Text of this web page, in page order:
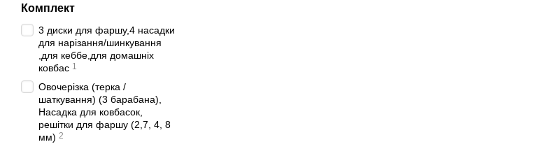
Комплект
3 диски для фаршу,4 насадки
для нарізання/шинкування
,для кеббе,для домашніх
ковбас 1
Овочерізка (терка /
шаткування) (3 барабана),
Насадка для ковбасок,
решітки для фаршу (2,7, 4, 8
мм) 2